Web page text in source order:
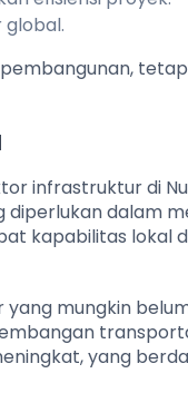
global.
infrastruktur di
dalam
kapabilitas lokal
yang mungkin
yang